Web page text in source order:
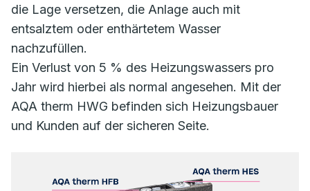
die Lage versetzen, die Anlage auch mit
entsalztem oder enthärtetem Wasser
nachzufüllen.
Ein Verlust von 5 % des Heizungswassers pro
Jahr wird hierbei als normal angesehen. Mit der
AQA therm HWG befinden sich Heizungsbauer
und Kunden auf der sicheren Seite.